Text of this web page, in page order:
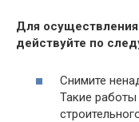
Для
действуйте по
Снимите
Такие